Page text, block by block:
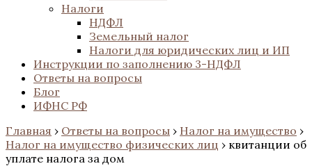
Налоги
НДФЛ
Земельный налог
Налоги для юридических лиц и ИП
Инструкции по заполнению 3-НДФЛ
Ответы на вопросы
Блог
ИФНС РФ
Главная › Ответы на вопросы › Налог на имущество ›
Налог на имущество физических лиц › квитанции об
уплате налога за дом